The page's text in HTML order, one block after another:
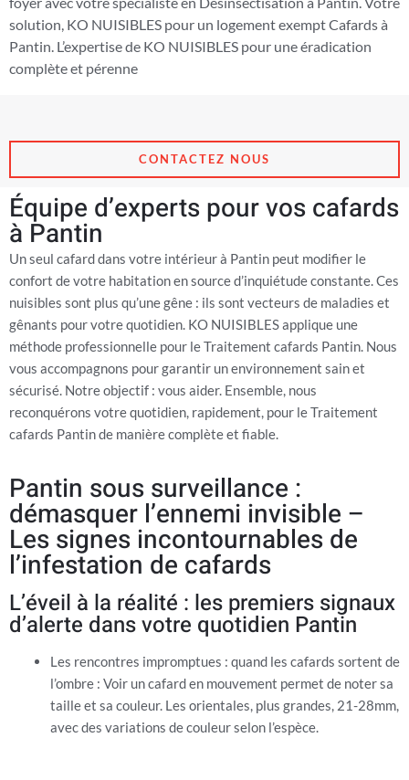
solution, KO NUISIBLES pour un logement exempt Cafards à
Pantin. L’expertise de KO NUISIBLES pour une éradication
complète et pérenne
CONTACTEZ NOUS
Équipe d’experts pour vos cafards
à Pantin
Un seul cafard dans votre intérieur à Pantin peut modifier le
confort de votre habitation en source d’inquiétude constante. Ces
nuisibles sont plus qu’une gêne : ils sont vecteurs de maladies et
gênants pour votre quotidien. KO NUISIBLES applique une
méthode professionnelle pour le Traitement cafards Pantin. Nous
vous accompagnons pour garantir un environnement sain et
sécurisé. Notre objectif : vous aider. Ensemble, nous
reconquérons votre quotidien, rapidement, pour le Traitement
cafards Pantin de manière complète et fiable.
Pantin sous surveillance :
démasquer l’ennemi invisible –
Les signes incontournables de
l’infestation de cafards
L’éveil à la réalité : les premiers signaux
d’alerte dans votre quotidien Pantin
Les rencontres impromptues : quand les cafards sortent de
l’ombre : Voir un cafard en mouvement permet de noter sa
taille et sa couleur. Les orientales, plus grandes, 21-28mm,
avec des variations de couleur selon l’espèce.